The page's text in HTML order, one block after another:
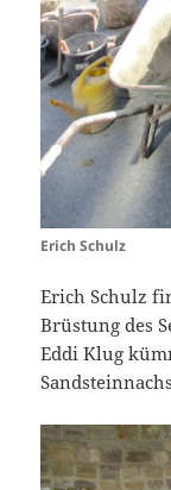
Erich Schulz
Erich Schulz
Brüstung des
Eddi Klug